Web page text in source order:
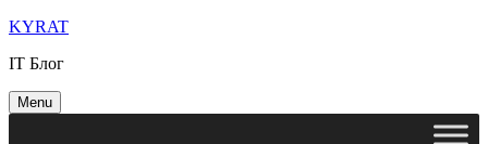
Skip
content
KYRAT
IT Блог
Menu